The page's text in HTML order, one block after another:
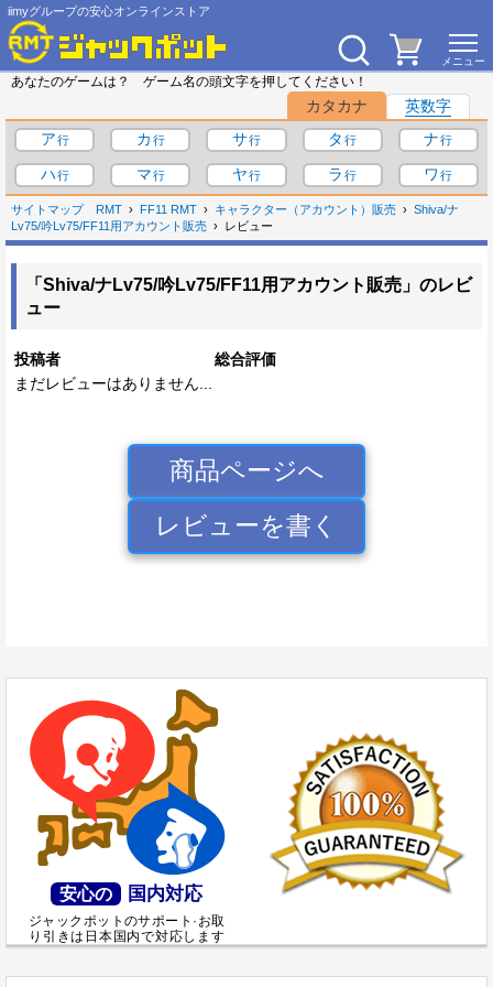
iimyグループの安心オンラインストア
あなたのゲームは？ ゲーム名の頭文字を押してください！
カタカナ
英数字
ア
カ サ タ
ナ
ハ
マ ヤ ラ ワ
サイトマップ RMT FF11 RMT キャラクター（アカウント）販売
Shiva/ナ
Lv75/吟Lv75/FF11用アカウント販売
レビュー
「Shiva/ナLv75/吟Lv75/FF11用アカウント販売」のレビ
ュー
投稿者
総合評価
まだレビューはありません...
商品ページへ
レビューを書く
安心の 国内対応
ジャックポットのサポート·お取
り引きは日本国内で対応します